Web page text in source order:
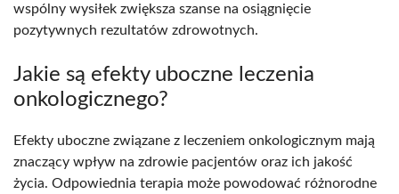
wspólny wysiłek zwiększa szanse na osiągnięcie
pozytywnych rezultatów zdrowotnych.
Jakie są efekty uboczne leczenia
onkologicznego?
Efekty uboczne związane z leczeniem onkologicznym mają
znaczący wpływ na zdrowie pacjentów oraz ich jakość
życia. Odpowiednia terapia może powodować różnorodne